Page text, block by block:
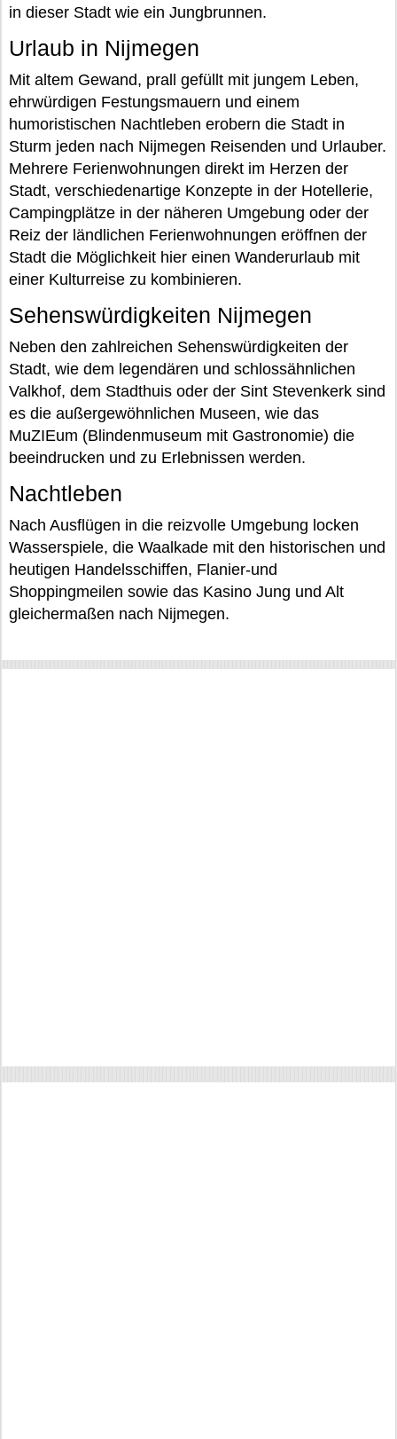
in dieser Stadt wie ein Jungbrunnen.
Urlaub in Nijmegen
Mit altem Gewand, prall gefüllt mit jungem Leben,
ehrwürdigen Festungsmauern und einem
humoristischen Nachtleben erobern die Stadt in
Sturm jeden nach Nijmegen Reisenden und Urlauber.
Mehrere Ferienwohnungen direkt im Herzen der
Stadt, verschiedenartige Konzepte in der Hotellerie,
Campingplätze in der näheren Umgebung oder der
Reiz der ländlichen Ferienwohnungen eröffnen der
Stadt die Möglichkeit hier einen Wanderurlaub mit
einer Kulturreise zu kombinieren.
Sehenswürdigkeiten Nijmegen
Neben den zahlreichen Sehenswürdigkeiten der
Stadt, wie dem legendären und schlossähnlichen
Valkhof, dem Stadthuis oder der Sint Stevenkerk sind
es die außergewöhnlichen Museen, wie das
MuZIEum (Blindenmuseum mit Gastronomie) die
beeindrucken und zu Erlebnissen werden.
Nachtleben
Nach Ausflügen in die reizvolle Umgebung locken
Wasserspiele, die Waalkade mit den historischen und
heutigen Handelsschiffen, Flanier-und
Shoppingmeilen sowie das Kasino Jung und Alt
gleichermaßen nach Nijmegen.